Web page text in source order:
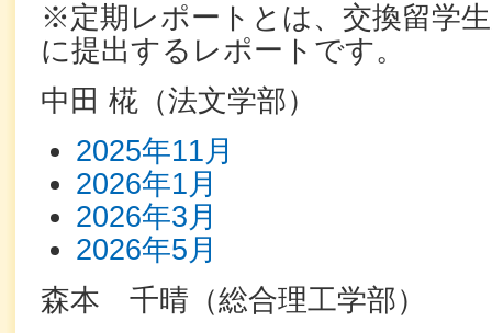
※定期レポートとは、交換留学
に提出するレポートです。
中田 椛（法文学部）
2025年11月
2026年1月
2026年3月
2026年5月
森本 千晴（総合理工学部）